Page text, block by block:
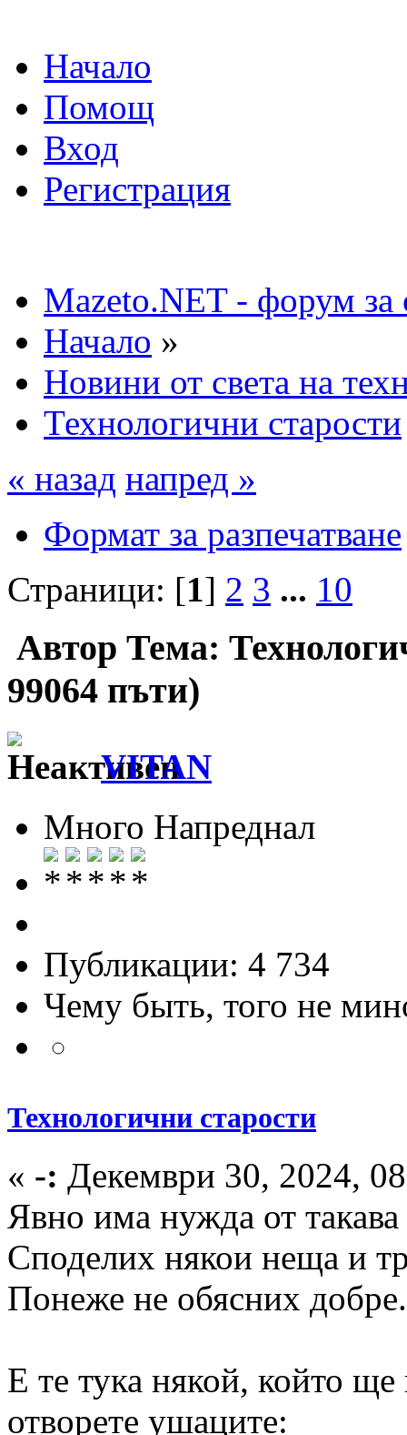
Начало
Помощ
Вход
Регистрация
Mazeto.NET - форум за
Начало »
Новини от света на
Технологични старости
« назад напред »
Формат за разпечатване
Страници: [1] 2 3 ... 10
Автор Тема:
99064 пъти)
VITAN
Много Напреднал
Публикации: 4 734
Чему быть, того не
Технологични старости
« -: Декември 30, 2024,
Явно има нужда от такава
Споделих някои неща и
Понеже не обясних добре.
Е те тука някой, който
отворете ушаците: